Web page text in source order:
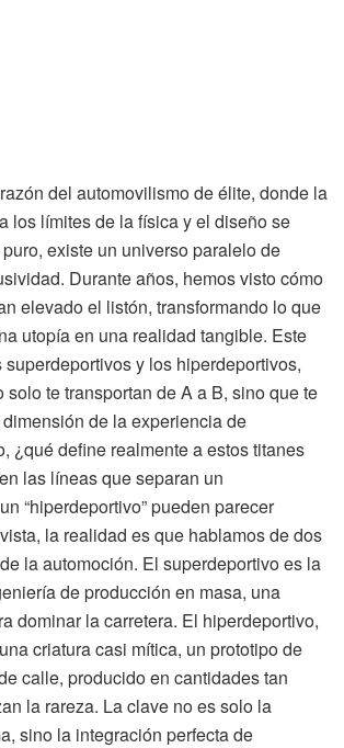
del automovilismo de élite, donde la
los límites de la física y el diseño se
existe un universo paralelo de
Durante años, hemos visto cómo
elevado el listón, transformando lo que
utopía en una realidad tangible. Este
y los hiperdeportivos,
solo te transportan de A a B, sino que te
de la experiencia de
¿qué define realmente a estos titanes
las líneas que separan un
“hiperdeportivo” pueden parecer
la realidad es que hablamos de dos
la automoción. El superdeportivo es la
de producción en masa, una
dominar la carretera. El hiperdeportivo,
criatura casi mítica, un prototipo de
calle, producido en cantidades tan
la rareza. La clave no es solo la
sino la integración perfecta de